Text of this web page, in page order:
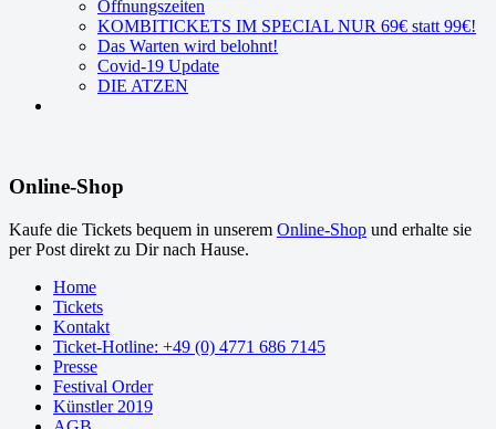
Öffnungszeiten
KOMBITICKETS IM SPECIAL NUR 69€ statt 99€!
Das Warten wird belohnt!
Covid-19 Update
DIE ATZEN
Online-Shop
Kaufe die Tickets bequem in unserem Online-Shop und erhalte sie
per Post direkt zu Dir nach Hause.
Home
Tickets
Kontakt
Ticket-Hotline: +49 (0) 4771 686 7145
Presse
Festival Order
Künstler 2019